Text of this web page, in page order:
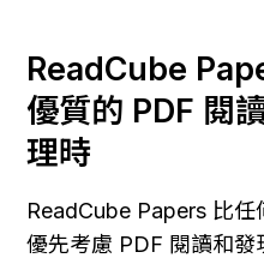
ReadCube
優質的 PDF 閱
理時
ReadCube Papers 比
優先考慮 PDF 閱讀和